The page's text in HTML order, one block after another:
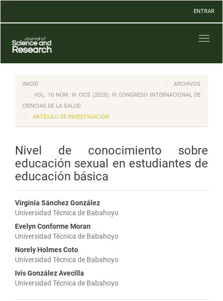
Contenido
Barra
lateral
ENTRAR
INICIO
ARCHIVOS
VOL. 10 NÚM. III CICS (2025): III CONGRESO INTERNACIONAL DE
CIENCIAS DE LA SALUD
ARTÍCULO DE INVESTIGACIÓN
Nivel de conocimiento sobre
educación sexual en estudiantes de
educación básica
Virginia Sánchez González
Universidad Técnica de Babahoyo
Evelyn Conforme Moran
Universidad Técnica de Babahoyo
Norely Holmes Coto
Universidad Técnica de Babahoyo
Ivis González Avecilla
Universidad Técnica de Babahoyo